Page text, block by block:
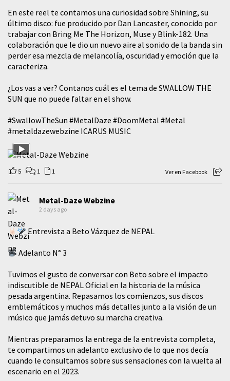
En este reel te contamos una curiosidad sobre Shining, su
último disco: fue producido por Dan Lancaster, conocido por
trabajar con Bring Me The Horizon, Muse y Blink-182. Una
colaboración que le dio un nuevo aire al sonido de la banda sin
perder esa mezcla de melancolía, oscuridad y emoción que la
caracteriza.
¿Los vas a ver? Contanos cuál es el tema de SWALLOW THE
SUN que no puede faltar en el show.
#SwallowTheSun #MetalDaze #DoomMetal #Metal
#metaldazewebzine ICARUS MUSIC
5 1 1 Ver en Facebook
Metal-Daze Webzine
2 days ago
Entrevista a Beto Vázquez de NEPAL
Adelanto N° 3
Tuvimos el gusto de conversar con Beto sobre el impacto
indiscutible de NEPAL Oficial en la historia de la música
pesada argentina. Repasamos los comienzos, sus discos
emblemáticos y muchos más detalles junto a la visión de un
músico que jamás detuvo su marcha creativa.
Mientras preparamos la entrega de la entrevista completa,
te compartimos un adelanto exclusivo de lo que nos decía
cuando le consultamos sobre sus sensaciones con la vuelta al
escenario en el 2023.